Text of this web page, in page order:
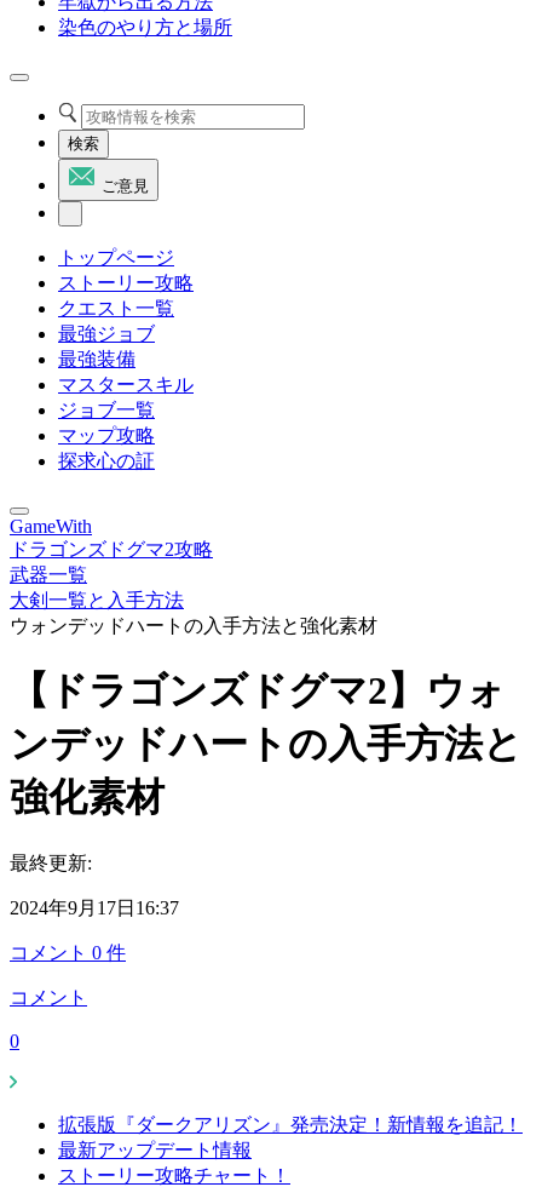
染色のやり方と場所
検索
ご意見
トップページ
ストーリー攻略
クエスト一覧
最強ジョブ
最強装備
マスタースキル
ジョブ一覧
マップ攻略
探求心の証
GameWith
ドラゴンズドグマ2攻略
武器一覧
大剣一覧と入手方法
ウォンデッドハートの入手方法と強化素材
【ドラゴンズドグマ2】ウォ
ンデッドハートの入手方法と
強化素材
最終更新:
2024年9月17日16:37
コメント 0 件
コメント
0
拡張版『ダークアリズン』発売決定！新情報を追記！
最新アップデート情報
ストーリー攻略チャート！